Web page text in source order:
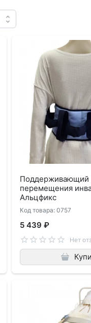
Поддерживающий
перемещения
Альцфикс
Код товара: 0757
5 439 ₽
Нет